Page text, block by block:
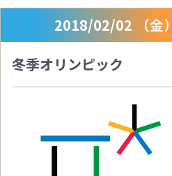
2018/02/02 （金）
冬季オリンピック